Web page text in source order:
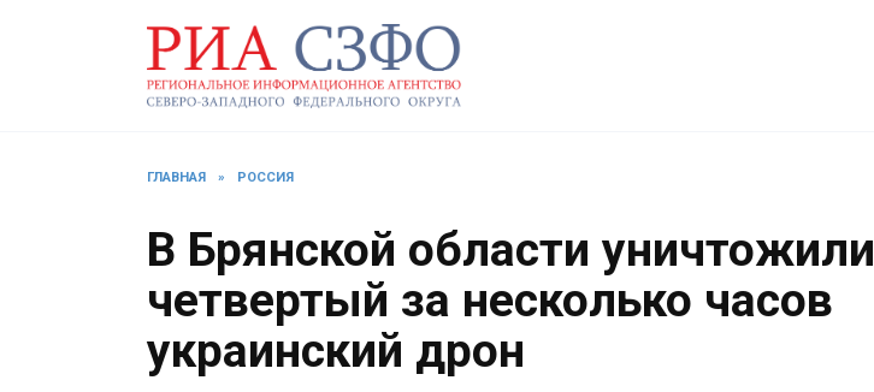
ГЛАВНАЯ » РОССИЯ
В Брянской области уничтожили
четвертый за несколько часов
украинский дрон